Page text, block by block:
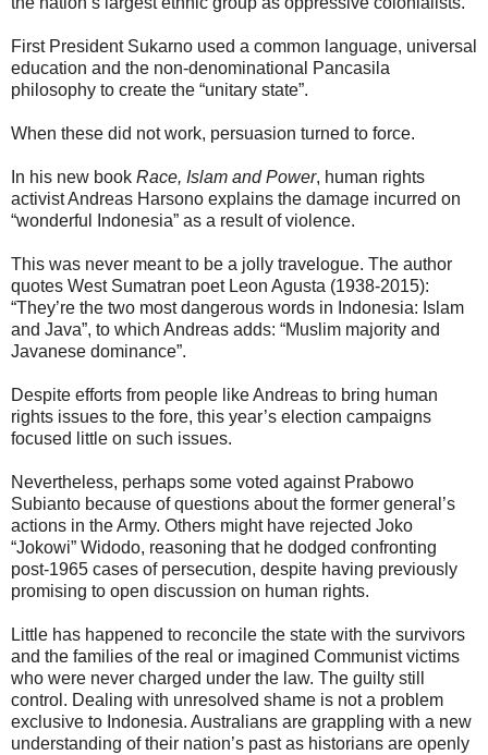
First President Sukarno used a common language, universal
education and the non-denominational Pancasila
philosophy to create the “unitary state”.
When these did not work, persuasion turned to force.
In his new book Race, Islam and Power, human rights
activist Andreas Harsono explains the damage incurred on
“wonderful Indonesia” as a result of violence.
This was never meant to be a jolly travelogue. The author
quotes West Sumatran poet Leon Agusta (1938-2015):
“They’re the two most dangerous words in Indonesia: Islam
and Java”, to which Andreas adds: “Muslim majority and
Javanese dominance”.
Despite efforts from people like Andreas to bring human
rights issues to the fore, this year’s election campaigns
focused little on such issues.
Nevertheless, perhaps some voted against Prabowo
Subianto because of questions about the former general’s
actions in the Army. Others might have rejected Joko
“Jokowi” Widodo, reasoning that he dodged confronting
post-1965 cases of persecution, despite having previously
promising to open discussion on human rights.
Little has happened to reconcile the state with the survivors
and the families of the real or imagined Communist victims
who were never charged under the law. The guilty still
control. Dealing with unresolved shame is not a problem
exclusive to Indonesia. Australians are grappling with a new
understanding of their nation’s past as historians are openly